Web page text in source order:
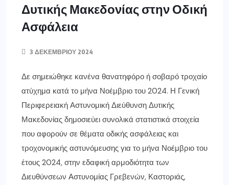
Δυτικής Μακεδονίας στην Οδική
Ασφάλεια
3 ΔΕΚΕΜΒΡΊΟΥ 2024
Δε σημειώθηκε κανένα θανατηφόρο ή σοβαρό τροχαίο
ατύχημα κατά το μήνα Νοέμβριο του 2024. Η Γενική
Περιφερειακή Αστυνομική Διεύθυνση Δυτικής
Μακεδονίας δημοσιεύει συνολικά στατιστικά στοιχεία
που αφορούν σε θέματα οδικής ασφάλειας και
τροχονομικής αστυνόμευσης για το μήνα Νοέμβριο του
έτους 2024, στην εδαφική αρμοδιότητα των
Διευθύνσεων Αστυνομίας Γρεβενών, Καστοριάς,